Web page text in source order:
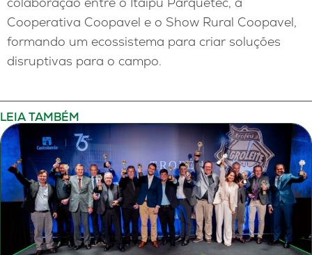
Cooperativa Coopavel e o Show Rural Coopavel,
formando um ecossistema para criar soluções
disruptivas para o campo.
LEIA TAMBÉM